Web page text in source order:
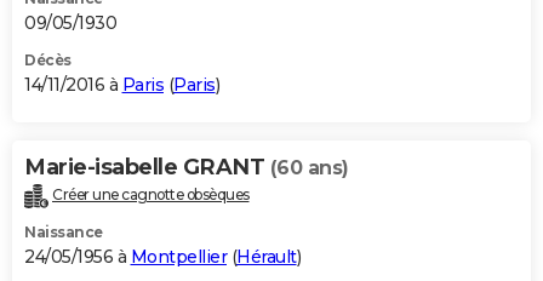
09/05/1930
Décès
14/11/2016 à Paris (Paris)
Marie-isabelle GRANT (60 ans)
Créer une cagnotte obsèques
Naissance
24/05/1956 à Montpellier(Hérault)